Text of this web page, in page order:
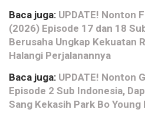
Baca juga: UPDATE! Nonton
(2026) Episode 17 dan 18
Berusaha Ungkap Kekuatan
Halangi Perjalanannya
Baca juga: UPDATE! Nonton
Episode 2 Sub Indonesia,
Sang Kekasih Park Bo